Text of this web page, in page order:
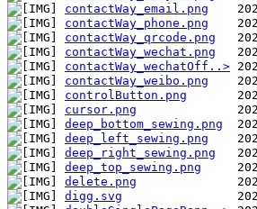
contactWay_email.png
contactWay_phone.png
contactWay_qrcode.png
contactWay_wechat.png
contactWay_wechatOff..>
contactWay_weibo.png
controlButton.png
cursor.png
deep_bottom_sewing.png
deep_left_sewing.png
deep_right_sewing.png
deep_top_sewing.png
delete.png
digg.svg